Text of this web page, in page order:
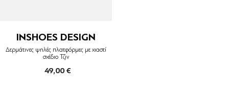
INSHOES DESIGN
Δερμάτινες ψηλές πλατφόρμες με χιαστί
σχέδιο Τζιν
49,00 €